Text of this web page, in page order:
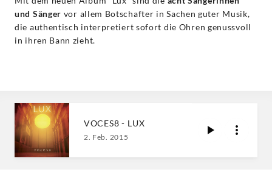
und Sänger vor allem Botschafter in Sachen guter Musik,
die authentisch interpretiert sofort die Ohren genussvoll
in ihren Bann zieht.
VOCES8 - LUX
2. Feb. 2015